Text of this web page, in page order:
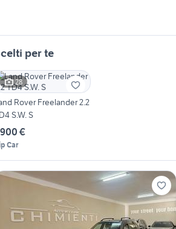
per te
28
Rover Freelander 2.2
S.W. S
€
Car